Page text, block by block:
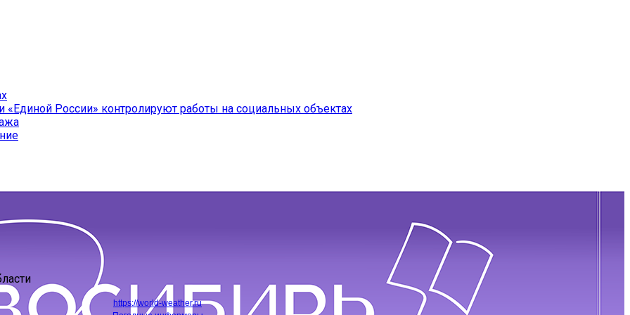
России» контролируют работы на социальных объектах
https://world-weather.ru